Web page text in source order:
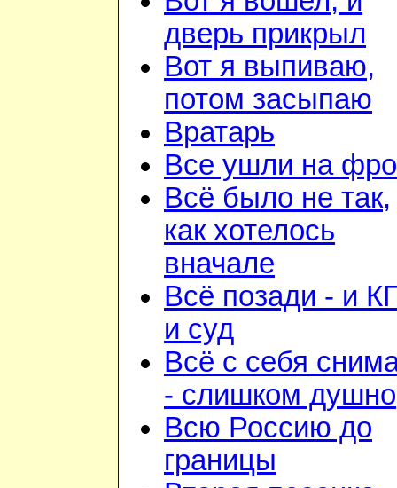
дверь прикрыл
Вот я выпиваю,
потом засыпаю
Вратарь
Все ушли на
Всё было не так,
как хотелось
вначале
Всё позади - и
и суд
Всё с себя
- слишком душно
Всю Россию до
границы